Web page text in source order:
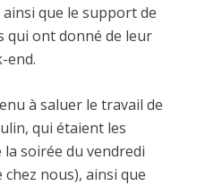
que le support de
qui ont donné de leur
end.
à saluer le travail de
qui étaient les
soirée du vendredi
nous), ainsi que